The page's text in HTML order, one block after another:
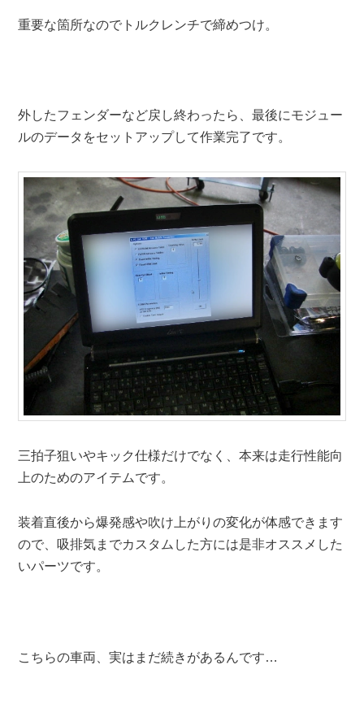
重要な箇所なのでトルクレンチで締めつけ。
外したフェンダーなど戻し終わったら、最後にモジュー
ルのデータをセットアップして作業完了です。
三拍子狙いやキック仕様だけでなく、本来は走行性能向
上のためのアイテムです。
装着直後から爆発感や吹け上がりの変化が体感できます
ので、吸排気までカスタムした方には是非オススメした
いパーツです。
こちらの車両、実はまだ続きがあるんです…